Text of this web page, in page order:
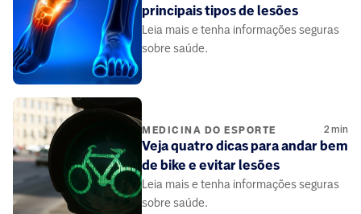
principais tipos de lesões
Leia mais e tenha informações seguras
sobre saúde.
MEDICINA DO ESPORTE 2 min
Veja quatro dicas para andar bem
de bike e evitar lesões
Leia mais e tenha informações seguras
sobre saúde.